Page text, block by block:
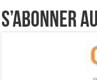
S’abonner